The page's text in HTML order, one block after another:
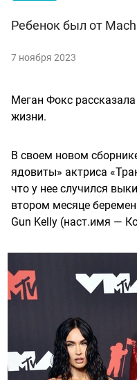
Ребенок был от
7 ноября 2023
Меган Фокс
жизни.
В своем новом
ядовиты» актриса
что у нее случился
втором месяце
Gun Kelly (наст.имя —